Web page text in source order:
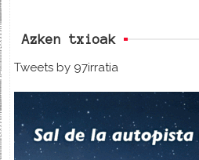
Azken txioak
Tweets by 97irratia